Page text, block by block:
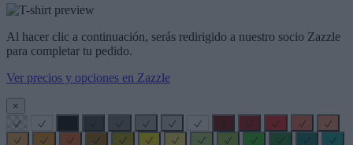
Al hacer clic a continuación, serás redirigido a nuestro socio Zazzle
para completar tu pedido.
Ver precios y opciones en Zazzle
×